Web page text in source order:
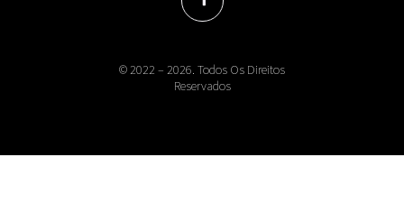
© 2022 – 2026. Todos Os Direitos
Reservados